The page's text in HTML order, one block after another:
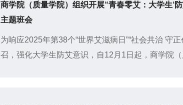
商学院（质量学院）组织开展“青春零艾：大学生‘
主题班会
为响应2025年第38个“世界艾滋病日”“社会共治 守
召，强化大学生防艾意识，自12月1日起，商学院